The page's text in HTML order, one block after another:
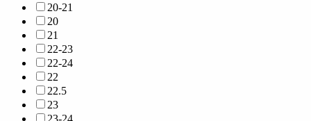
20-21
20
21
22-23
22-24
22
22.5
23
23-24